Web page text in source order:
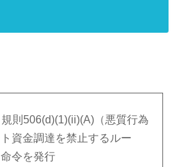
則506(d)(1)(ii)(A)（悪質行為
資金調達を禁止するルー
令を発行